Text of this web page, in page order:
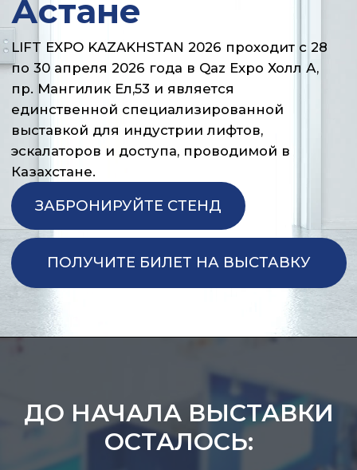
ЗАБРОНИРУЙТЕ СТЕНД
ПОЛУЧИТЕ БИЛЕТ НА ВЫСТАВКУ
ДО НАЧАЛА ВЫСТАВКИ
ОСТАЛОСЬ: